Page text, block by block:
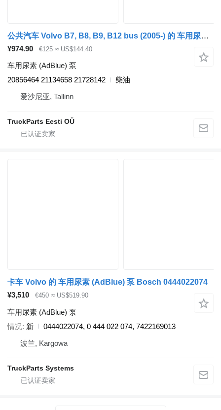
公共汽车 Volvo B7, B8, B9, B12 bus (2005-) 的 车用尿素 (AdBlue) 泵 Volvo B7R (01.06-) 20856464
¥974.90 €125 ≈ US$144.40
车用尿素 (AdBlue) 泵
20856464 21134658 21728142
柴油
爱沙尼亚, Tallinn
TruckParts Eesti OÜ
卡车 Volvo 的 车用尿素 (AdBlue) 泵 Bosch 0444022074
¥3,510
€450 ≈ US$519.90
车用尿素 (AdBlue) 泵
情况 新
0444022074, 0 444 022 074, 7422169013
波兰, Kargowa
TruckParts Systems